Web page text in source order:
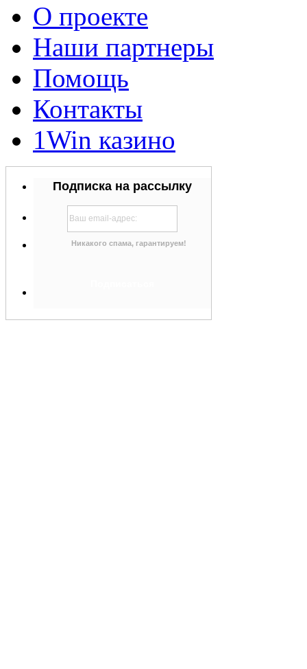
О проекте
Наши партнеры
Помощь
Контакты
1Win казино
Подписка на рассылку
Никакого спама, гарантируем!